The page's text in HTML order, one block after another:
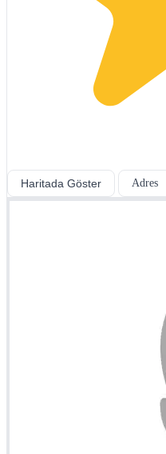
Haritada Göster Adres